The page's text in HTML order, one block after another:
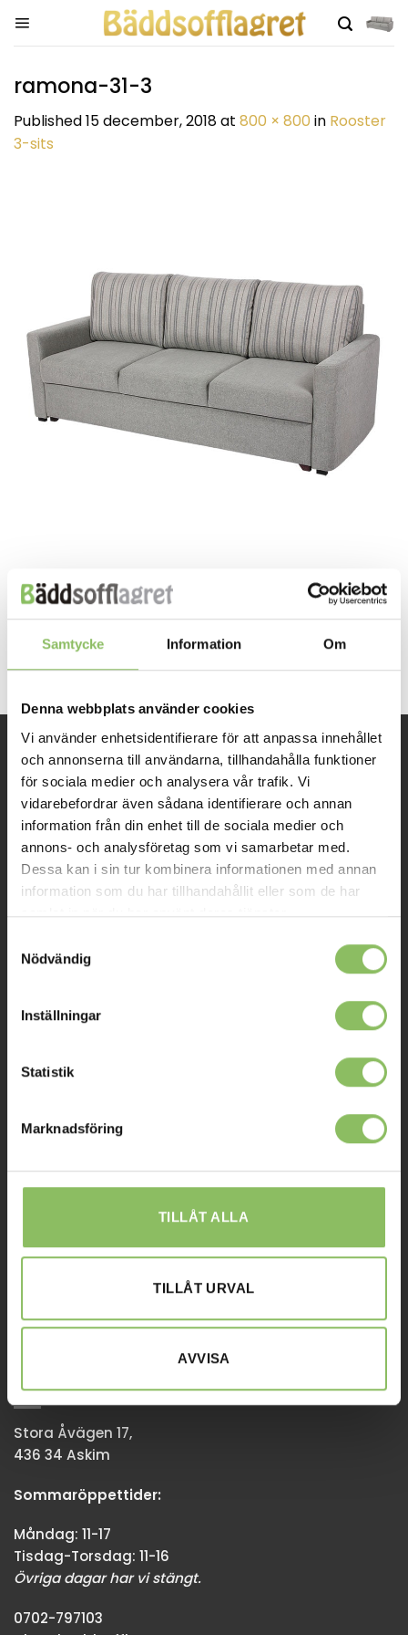
Samtycke Information Om
Denna webbplats använder cookies
Vi använder enhetsidentifierare för att anpassa innehållet
och annonserna till användarna, tillhandahålla funktioner
för sociala medier och analysera vår trafik. Vi
vidarebefordrar även sådana identifierare och annan
information från din enhet till de sociala medier och
annons- och analysföretag som vi samarbetar med.
Dessa kan i sin tur kombinera informationen med annan
information som du har tillhandahållit eller som de har
samlat in när du har använt deras tjänster.
Nödvändig
Inställningar
Statistik
Marknadsföring
TILLÅT ALLA
TILLÅT URVAL
AVVISA
ramona-31-3
Published15 december, 2018at 800 × 800 in Rooster
3-sits
Both comments and trackbacks are currently closed.
←Previous
Next→
INFORMATION
Om oss
Kontakt
Mitt konto
Leverans
Reklamation
Sommaröppettider:
Övriga dagar har vi stängt.
info@baddsofflagret.se
GÖTEBORG
Stora Åvägen 17,
436 34 Askim
Sommaröppettider:
Måndag: 11-17
Tisdag-Torsdag: 11-16
Övriga dagar har vi stängt.
0702-797103